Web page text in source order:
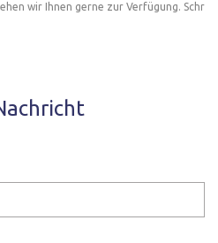
wir Ihnen gerne zur Verfügung. Schr